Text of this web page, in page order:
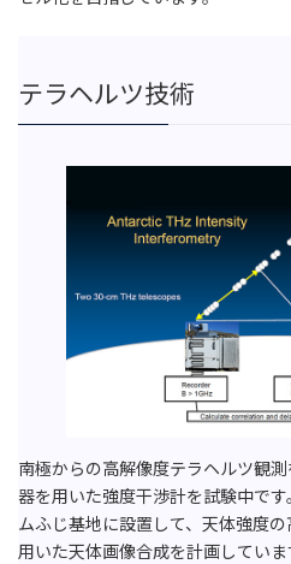
テラヘルツ技術
南極からの高解像度テラヘルツ観
器を用いた強度干渉計を試験中で
ムふじ基地に設置して、天体強度
用いた天体画像合成を計画していま